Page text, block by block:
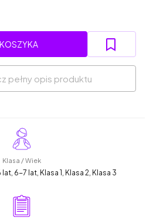
pełny opis produktu
Klasa / Wiek
6-7 lat, Klasa 1, Klasa 2, Klasa 3